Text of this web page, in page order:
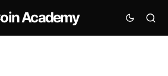
Academy